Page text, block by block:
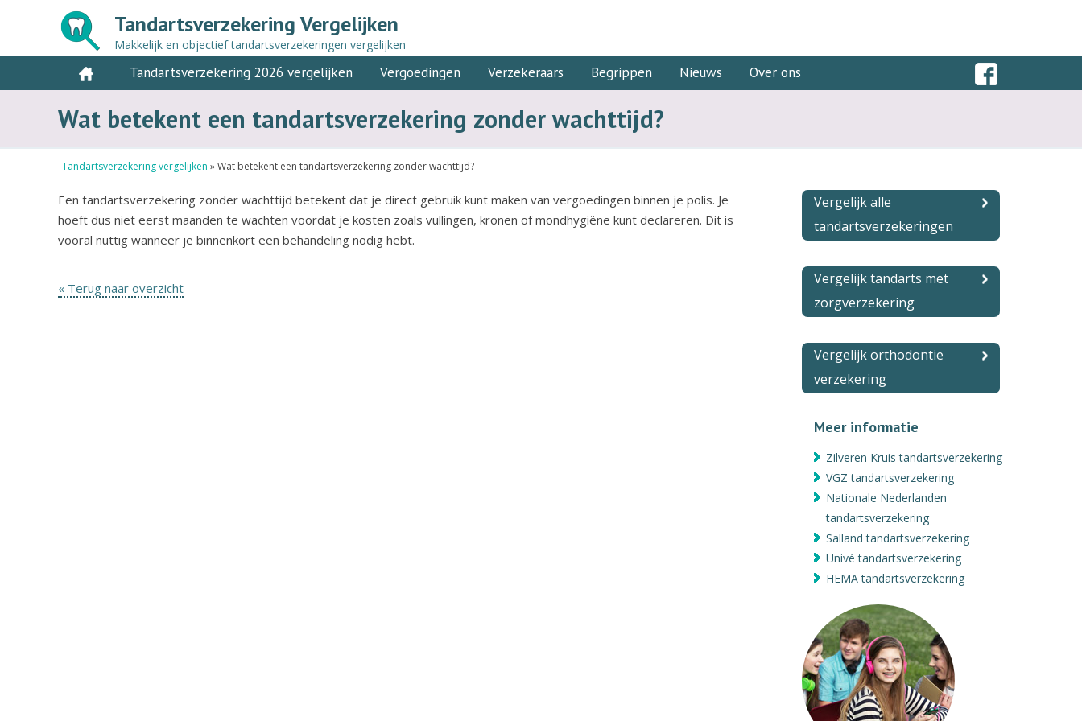
Tandartsverzekering Vergelijken
Makkelijk en objectief tandartsverzekeringen vergelijken
Tandartsverzekering 2026 vergelijken Vergoedingen Verzekeraars Begrippen Nieuws Over ons
Wat betekent een tandartsverzekering zonder wachttijd?
Tandartsverzekering vergelijken »Wat betekent een tandartsverzekering zonder wachttijd?
Een tandartsverzekering zonder wachttijd betekent dat je direct gebruik kunt maken van vergoedingen binnen je polis. Je
hoeft dus niet eerst maanden te wachten voordat je kosten zoals vullingen, kronen of mondhygiëne kunt declareren. Dit is
vooral nuttig wanneer je binnenkort een behandeling nodig hebt.
« Terug naar overzicht
Vergelijk alle
tandartsverzekeringen
Vergelijk tandarts met
zorgverzekering
Vergelijk orthodontie
verzekering
Meer informatie
Zilveren Kruis tandartsverzekering
VGZ tandartsverzekering
Nationale Nederlanden
tandartsverzekering
Salland tandartsverzekering
Univé tandartsverzekering
HEMA tandartsverzekering